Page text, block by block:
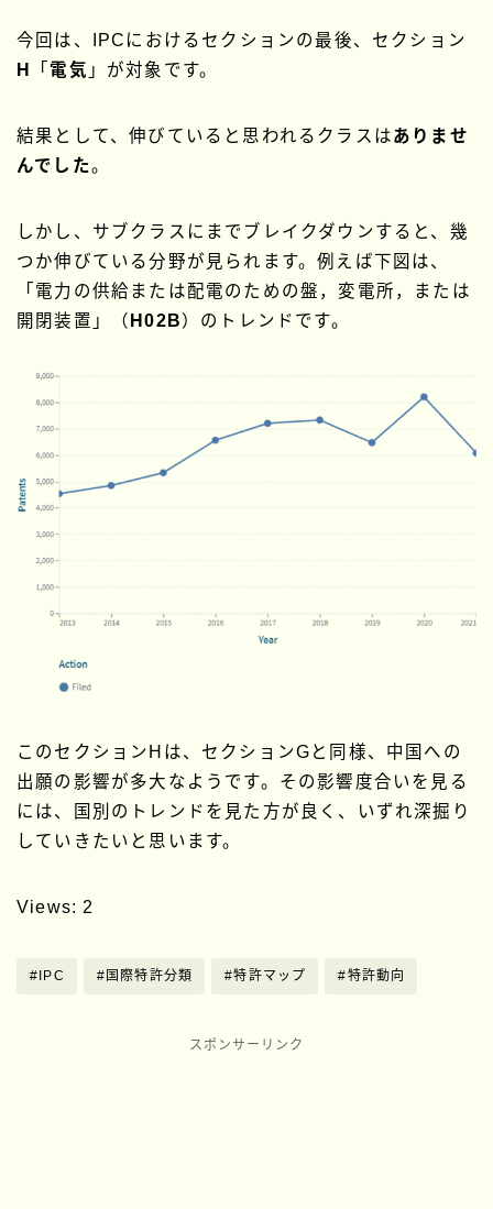
今回は、IPCにおけるセクションの最後、セクション
H
「 電気 」が対象です。
結果として、伸びていると思われるクラスはありませ
んでした。
しかし、サブクラスにまでブレイクダウンすると、幾
つか伸びている分野が見られます。例えば下図は、
「電力の供給または配電のための盤，変電所，または
開閉装置」（ H02B）のトレンドです。
このセクションHは、セクションGと同様、中国への
出願の影響が多大なようです。その影響度合いを見る
には、国別のトレンドを見た方が良く、いずれ深掘り
していきたいと思います。
Views: 2
#IPC #国際特許分類 #特許マップ #特許動向
スポンサーリンク